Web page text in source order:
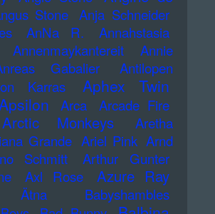
Stone Anja Schneider
AnNa R.
Annahstasia
Annenmaykantereit
Annie
Gabalier
Antilopen
Karras Aphex Twin
Arca Arcade Fire
Arctic Monkeys
Aretha
Grande Ariel Pink Arnd
Schmitt
Arthur Gunter
Axl Rose Azure Ray
Ätna
Babyshambles